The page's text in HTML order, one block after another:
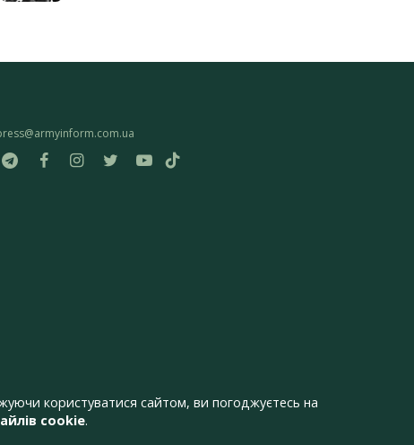
користуватися сайтом, ви погоджуєтесь на
cookie.